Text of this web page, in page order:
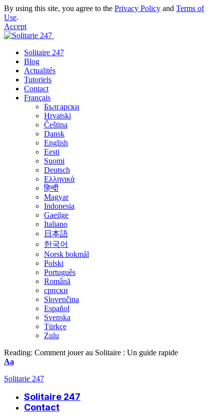
By using this site, you agree to the Privacy Policy and Terms of
Use.
Accept
Solitaire 247
Blog
Actualités
Tutoriels
Contact
Français
Български
Hrvatski
Čeština
Dansk
English
Eesti
Suomi
Deutsch
Ελληνικά
हिन्दी
Magyar
Indonesia
Gaeilge
Italiano
日本語
한국어
Norsk bokmål
Polski
Português
Română
српски
Slovenčina
Español
Svenska
Türkçe
Zulu
Reading: Comment jouer au Solitaire : Un guide rapide
Font
Aa
Solitarie 247
Solitaire 247
Contact